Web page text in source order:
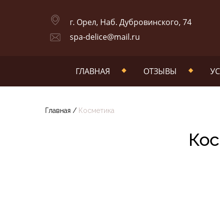
г. Орел, Наб. Дубровинского, 74
spa-delice@mail.ru
ГЛАВНАЯ ОТЗЫВЫ
Главная / Косметика